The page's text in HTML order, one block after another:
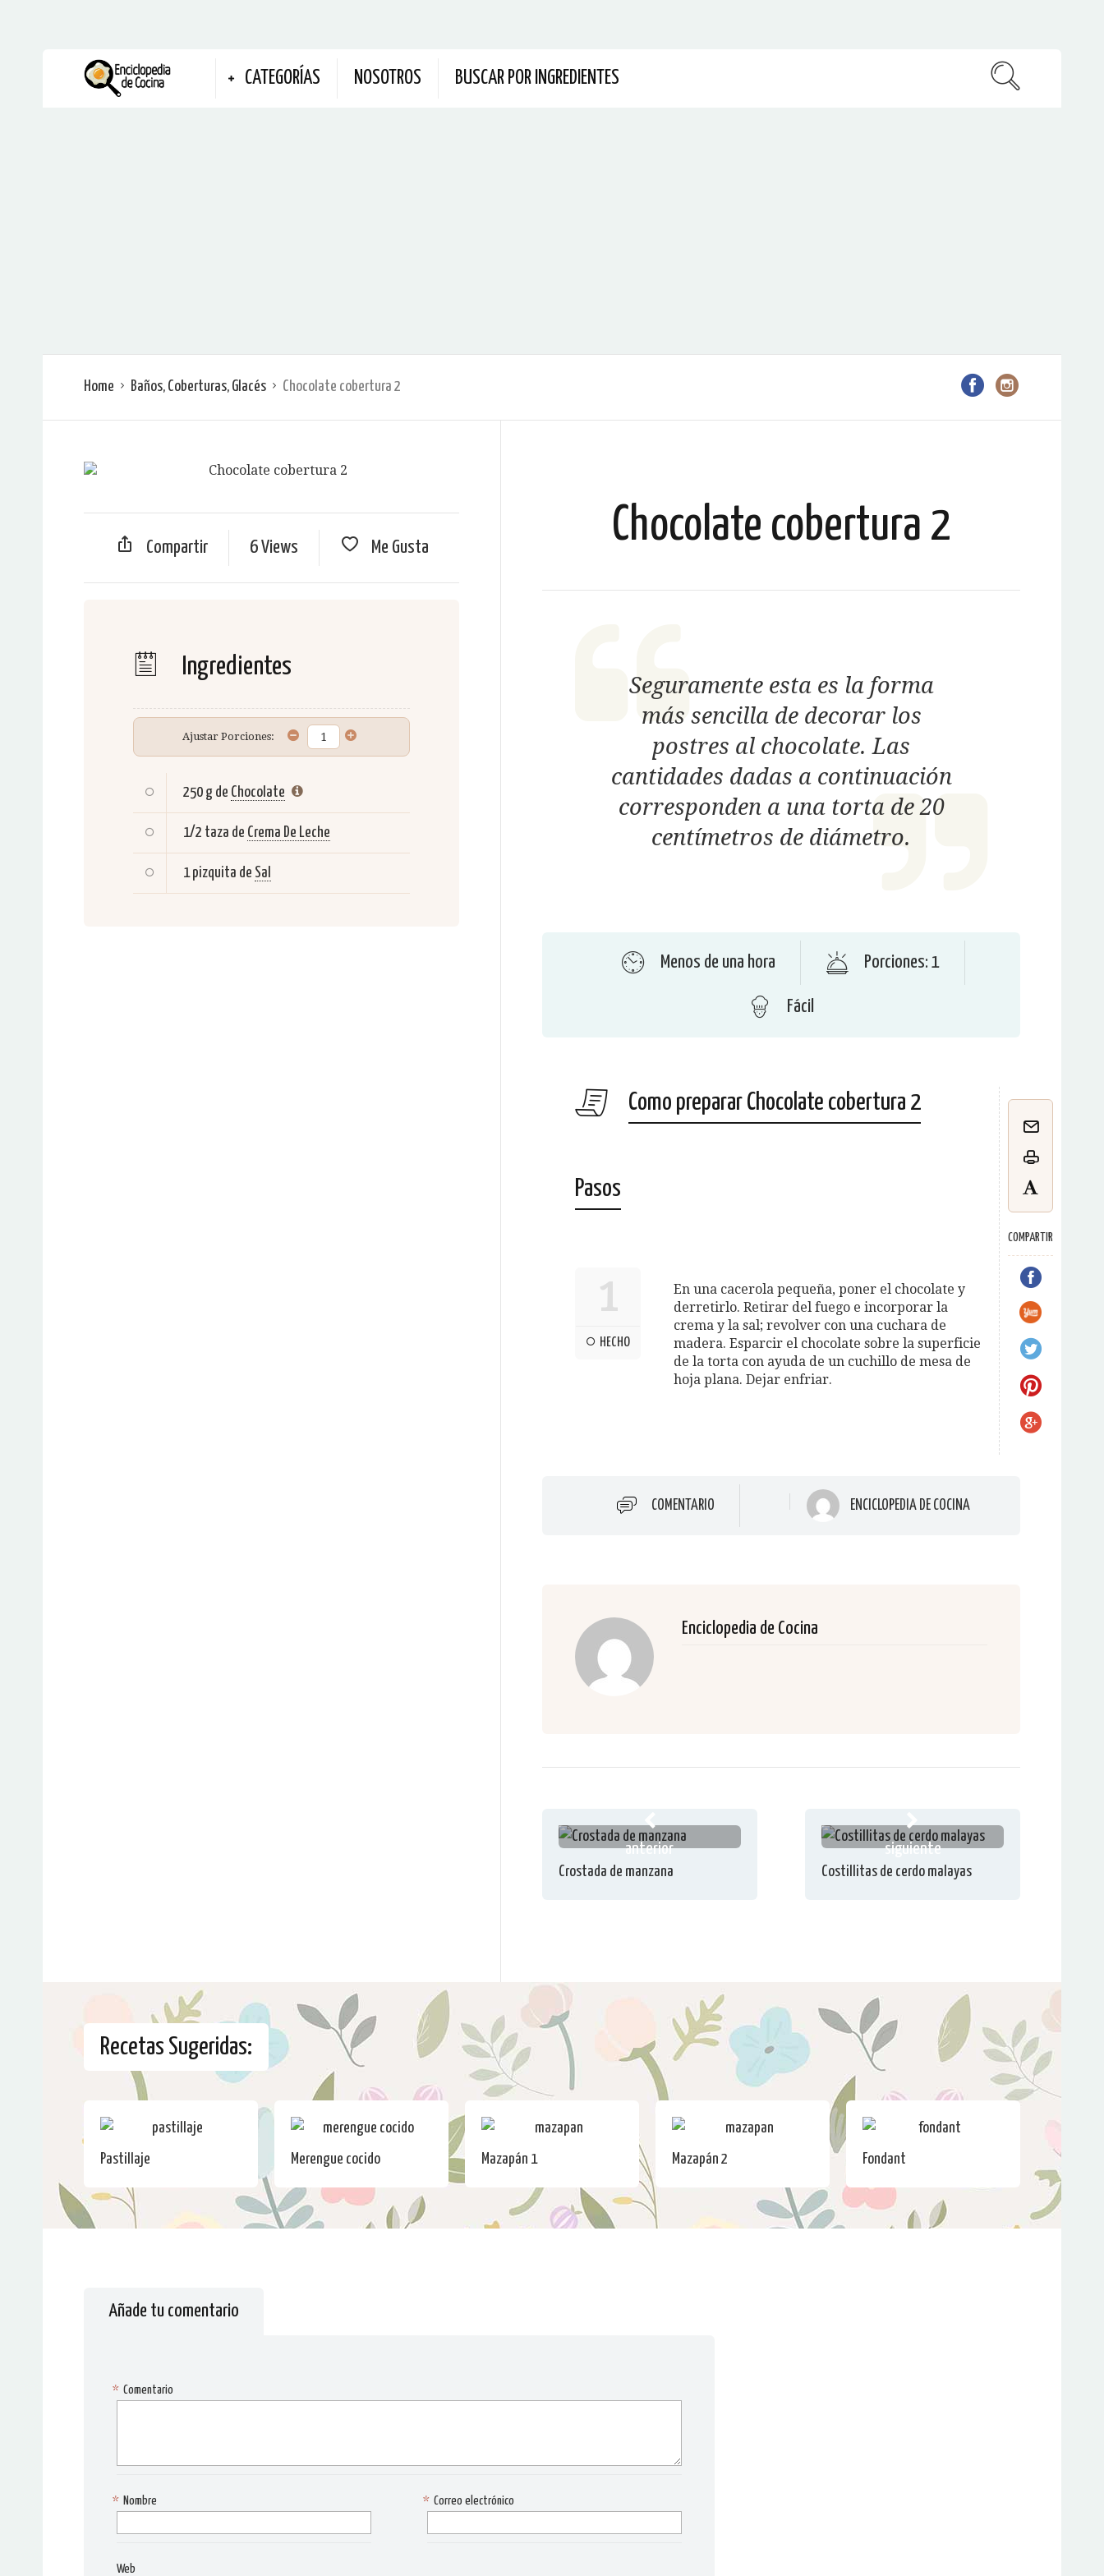
CATEGORÍAS NOSOTROS BUSCAR POR INGREDIENTES
Home Baños, Coberturas, Glacés Chocolate cobertura 2
Compartir 6 Views Me Gusta
Ingredientes
Ajustar Porciones:
250 g de Chocolate
1/2 taza de Crema De Leche
1 pizquita de Sal
Chocolate cobertura 2
Seguramente esta es la forma
más sencilla de decorar los
postres al chocolate. Las
cantidades dadas a continuación
corresponden a una torta de 20
centímetros de diámetro.
Menos de una hora Porciones: 1
Fácil
Como preparar Chocolate cobertura 2
COMPARTIR
Pasos
1
HECHO
En una cacerola pequeña, poner el chocolate y
derretirlo. Retirar del fuego e incorporar la
crema y la sal; revolver con una cuchara de
madera. Esparcir el chocolate sobre la superficie
de la torta con ayuda de un cuchillo de mesa de
hoja plana. Dejar enfriar.
COMENTARIO ENCICLOPEDIA DE COCINA
Enciclopedia de Cocina
anterior
Crostada de manzana
siguiente
Costillitas de cerdo malayas
Recetas Sugeridas:
Pastillaje Merengue cocido Mazapán 1 Mazapán 2 Fondant
Añade tu comentario
Comentario
*
Nombre
* Correo electrónico
*
Web